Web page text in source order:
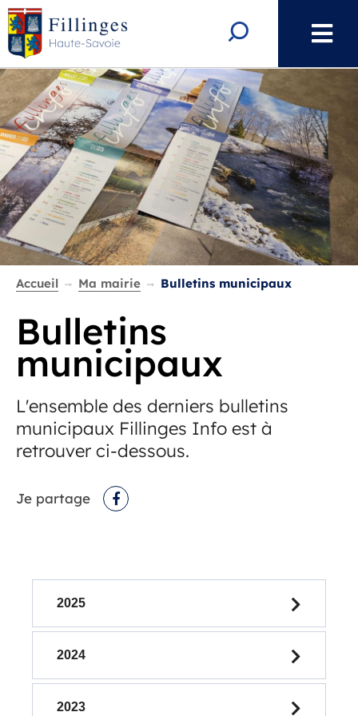
Aller à la recherche Rechercher
Accueil Ma mairie Bulletins municipaux
Bulletins
municipaux
L'ensemble des derniers bulletins
municipaux Fillinges Info est à
retrouver ci-dessous.
Je partage
Facebook
F
Q
L
B
l
e
2025
2024
2023